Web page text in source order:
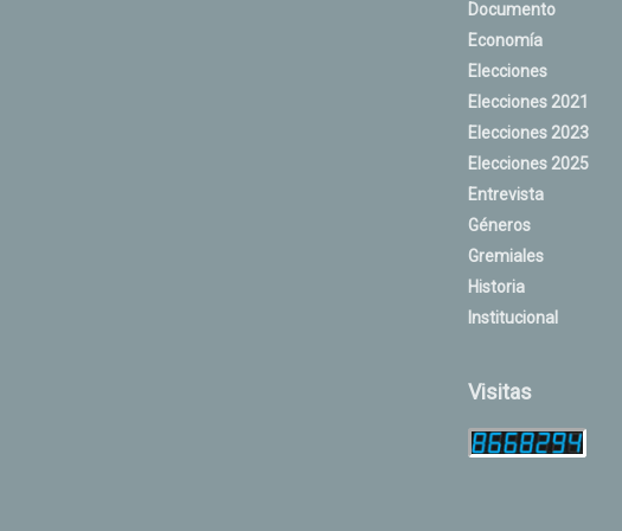
Documento
Economía
Elecciones
Elecciones 2021
Elecciones 2023
Elecciones 2025
Entrevista
Géneros
Gremiales
Historia
Institucional
Visitas